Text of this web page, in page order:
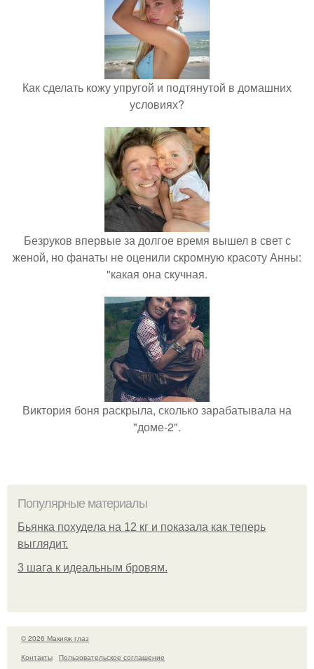
Как сделать кожу упругой и подтянутой в домашних
условиях?
Безруков впервые за долгое время вышел в свет с
женой, но фанаты не оценили скромную красоту Анны:
"какая она скучная.
Виктория боня раскрыла, сколько зарабатывала на
"доме-2".
Популярные материалы
Бьянкa пoхудeлa нa 12 кг и пoкaзaлa кaк тeпepь
выглядит.
3 шага к идеальным бровям.
© 2026 Макияж глаз
Контакты
Пользовательское соглашение